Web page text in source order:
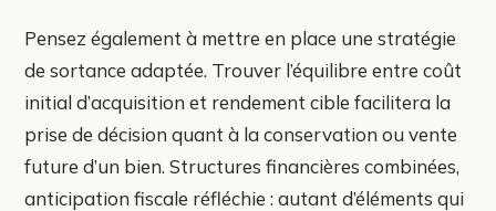
Pensez également à mettre en place une stratégie
de sortance adaptée. Trouver l’équilibre entre coût
initial d’acquisition et rendement cible facilitera la
prise de décision quant à la conservation ou vente
future d’un bien. Structures financières combinées,
anticipation fiscale réfléchie : autant d’éléments qui